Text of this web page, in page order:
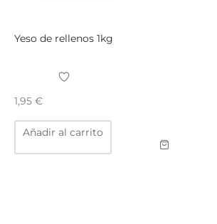
Yeso de rellenos 1kg
1,95 €
Añadir al carrito